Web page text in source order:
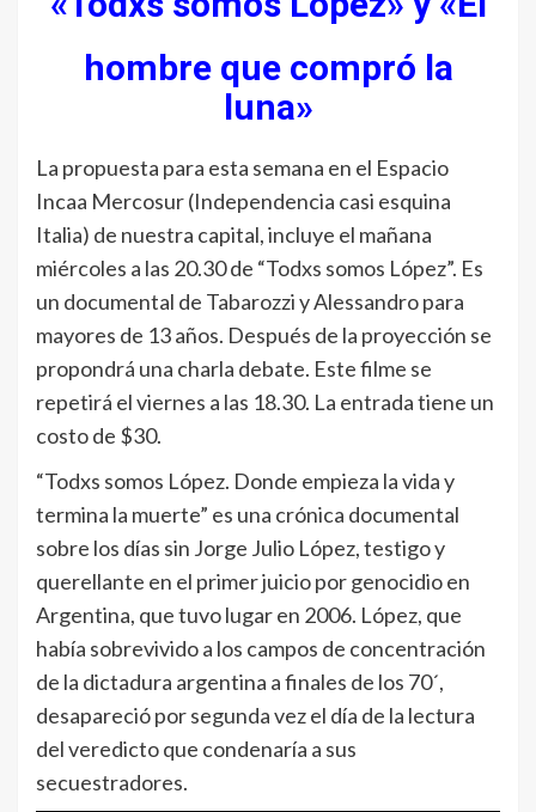
hombre que compró la
luna»
La propuesta para esta semana en el Espacio
Incaa Mercosur (Independencia casi esquina
Italia) de nuestra capital, incluye el mañana
miércoles a las 20.30 de “Todxs somos López”. Es
un documental de Tabarozzi y Alessandro para
mayores de 13 años. Después de la proyección se
propondrá una charla debate. Este filme se
repetirá el viernes a las 18.30. La entrada tiene un
costo de $30.
“Todxs somos López. Donde empieza la vida y
termina la muerte” es una crónica documental
sobre los días sin Jorge Julio López, testigo y
querellante en el primer juicio por genocidio en
Argentina, que tuvo lugar en 2006. López, que
había sobrevivido a los campos de concentración
de la dictadura argentina a finales de los 70´,
desapareció por segunda vez el día de la lectura
del veredicto que condenaría a sus
secuestradores.